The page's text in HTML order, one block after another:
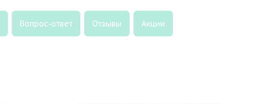
Вопрос-ответ Отзывы Акции